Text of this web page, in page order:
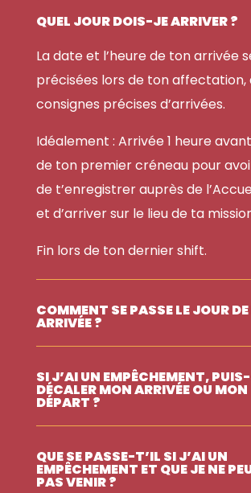
QUEL JOUR DOIS-JE ARRIVER ?
La date et l’heure de ton arrivée
précisées lors de ton affectation,
consignes précises d’arrivées.
Idéalement : Arrivée 1 heure
de ton premier créneau pour
de t’enregistrer auprès de
et d’arriver sur le lieu de ta
Fin lors de ton dernier shift.
COMMENT SE PASSE LE JOUR
ARRIVÉE ?
SI J’AI UN EMPÊCHEMENT,
DÉCALER MON ARRIVÉE OU MON
DÉPART ?
QUE SE PASSE-T’IL SI J’AI UN
EMPÊCHEMENT ET QUE JE NE
PAS VENIR ?